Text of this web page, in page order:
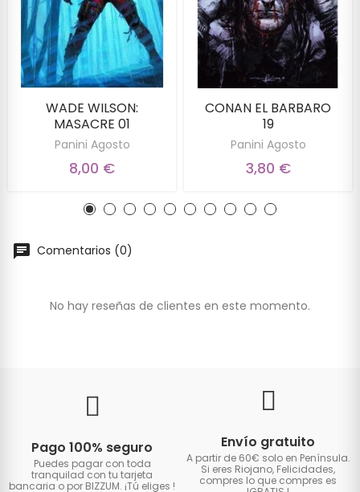
WADE WILSON:
MASACRE 01
Panini Agosto
8,00 €
CONAN EL BARBARO
19
Panini Agosto
3,80 €
Comentarios (0)
No hay reseñas de clientes en este momento.
Pago 100% seguro
Puedes pagar con toda
tranquilad con tu tarjeta
bancaria o por BIZZUM. ¡Tú eliges !
Envío gratuito
A partir de 60€ solo en Península.
Si eres Riojano, Felicidades,
compres lo que compres es